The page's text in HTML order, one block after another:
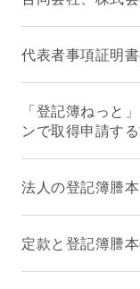
代表者事項証明
「登記簿ねっと
ンで取得申請す
法人の登記簿謄
定款と登記簿謄